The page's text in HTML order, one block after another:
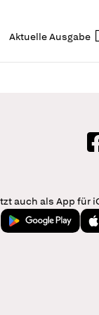
Aktuelle Ausgabe
login
auch als App für
Jetzt bei Google